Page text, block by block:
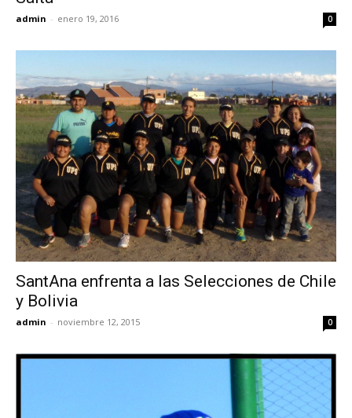
admin - enero 19, 2016 0
SantAna enfrenta a las Selecciones de Chile
y Bolivia
admin - noviembre 12, 2015 0